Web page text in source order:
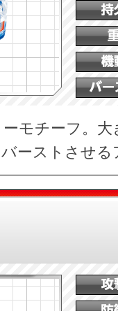
モチーフ。
ーストさせ